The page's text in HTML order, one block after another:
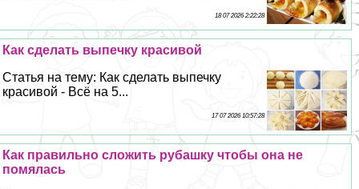
18 07 2026 2:22:28
Как сделать выпечку красивой
Статья на тему: Как сделать выпечку
красивой - Всё на 5...
17 07 2026 10:57:28
Как правильно сложить рубашку чтобы она не
помялась